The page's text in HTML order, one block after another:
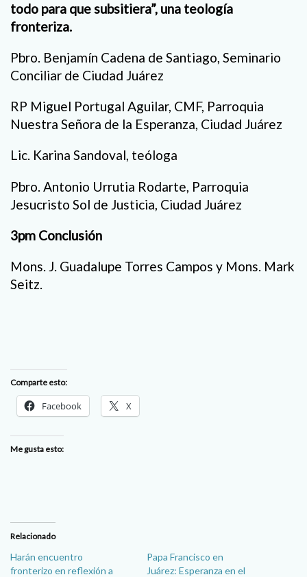
todo para que subsitiera”, una teología
fronteriza.
Pbro. Benjamín Cadena de Santiago, Seminario
Conciliar de Ciudad Juárez
RP Miguel Portugal Aguilar, CMF, Parroquia
Nuestra Señora de la Esperanza, Ciudad Juárez
Lic. Karina Sandoval, teóloga
Pbro. Antonio Urrutia Rodarte, Parroquia
Jesucristo Sol de Justicia, Ciudad Juárez
3pm Conclusión
Mons. J. Guadalupe Torres Campos y Mons. Mark
Seitz.
Comparte esto:
Facebook X
Me gusta esto:
Relacionado
Harán encuentro
fronterizo en reflexión a
Papa Francisco en
Juárez: Esperanza en el